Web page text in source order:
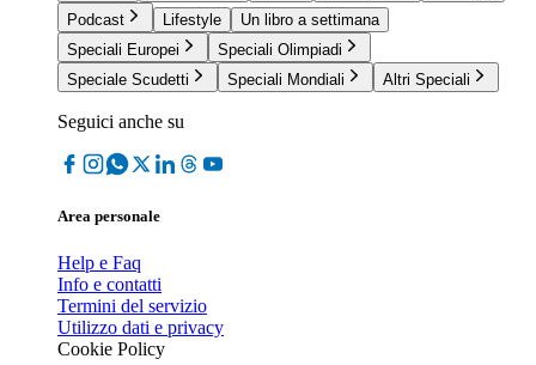
Podcast
Lifestyle
Un libro a settimana
Speciali Europei
Speciali Olimpiadi
Speciale Scudetti
Speciali Mondiali Altri Speciali
Seguici anche su
Area personale
Help e Faq
Info e contatti
Termini del servizio
Utilizzo dati e privacy
Cookie Policy